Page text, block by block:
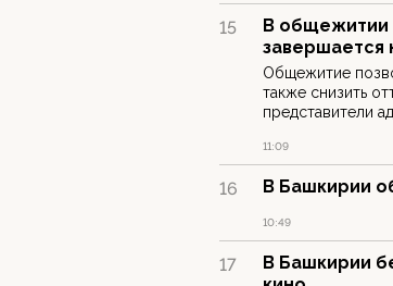
15
В общежитии
завершается
Общежитие
также снизить
представители
11:09
16 В Башкирии
10:49
17
В Башкирии